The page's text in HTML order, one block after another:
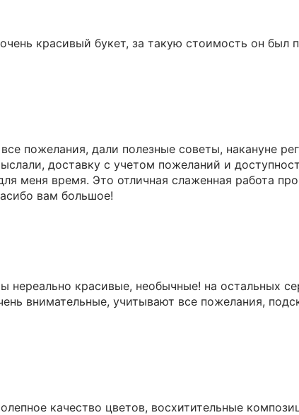
красивый букет, за такую стоимость он был
пожелания, дали полезные советы, накануне
доставку с учетом пожеланий и
меня время. Это отличная слаженная работа
вам большое!
красивые, необычные! на остальных
внимательные, учитывают все пожелания,
качество цветов, восхитительные